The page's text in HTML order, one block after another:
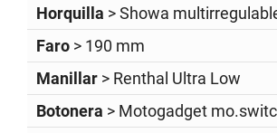
Horquilla > Showa
Faro > 190 mm
Manillar > Renthal Ultra Low
Botonera > Motogadget